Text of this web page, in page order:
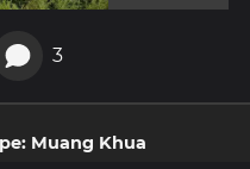
3
Muang Khua